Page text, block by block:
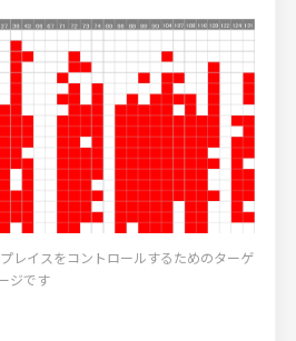
レイスをコントロールするためのターゲ
ジです